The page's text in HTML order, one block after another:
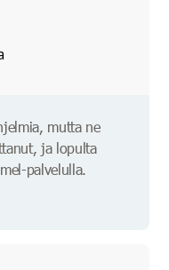
mutta ne
ja lopulta
palvelulla.